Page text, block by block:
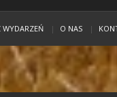
WYDARZEŃ O NAS